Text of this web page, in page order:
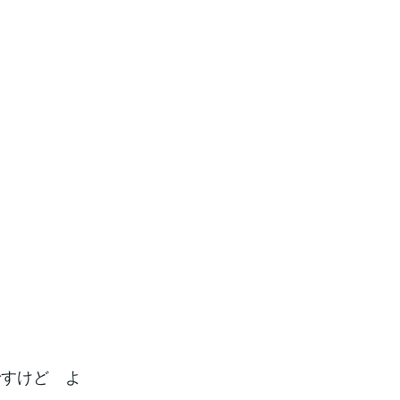
すけど よ